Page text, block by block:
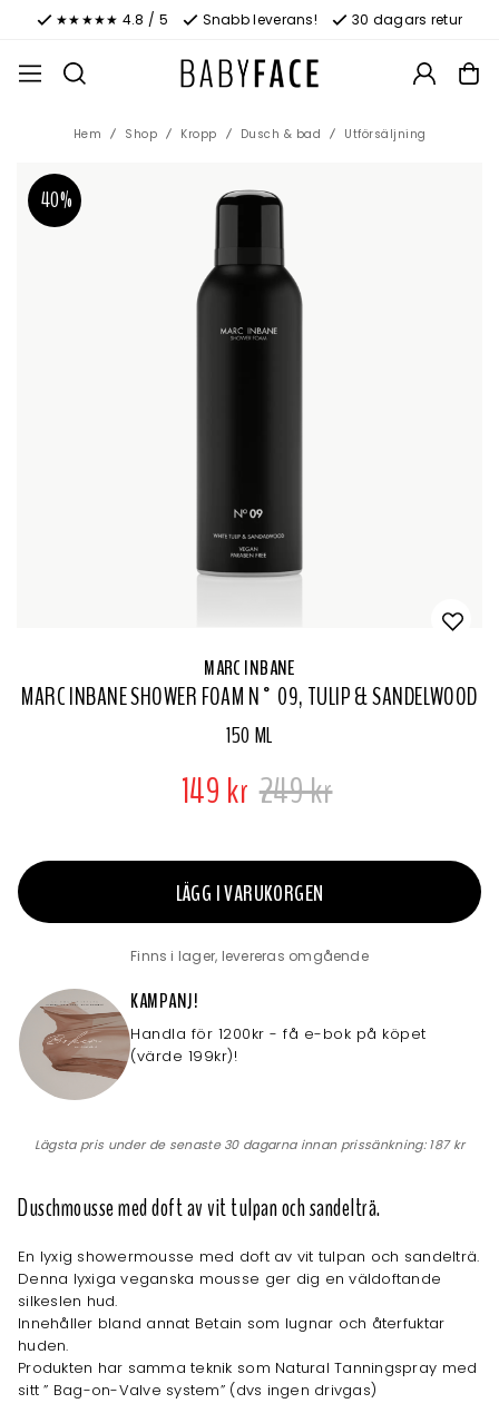
★★★★★ 4.8 / 5 Snabb leverans! 30 dagars retur
Hem Shop Kropp Dusch & bad Utförsäljning
40%
MARC INBANE
MARC INBANE SHOWER FOAM N° 09, TULIP & SANDELWOOD
150 ML
149 kr 249 kr
LÄGG I VARUKORGEN
Finns i lager, levereras omgående
KAMPANJ!
Handla för 1200kr - få e-bok på köpet
(värde 199kr)!
Lägsta pris under de senaste 30 dagarna innan prissänkning:187 kr
Duschmousse med doft av vit tulpan och sandelträ.
En lyxig showermousse med doft av vit tulpan och sandelträ.
Denna lyxiga veganska mousse ger dig en väldoftande
silkeslen hud.
Innehåller bland annat Betain som lugnar och återfuktar
huden.
Produkten har samma teknik som Natural Tanningspray med
sitt ” Bag-on-Valve system” (dvs ingen drivgas)